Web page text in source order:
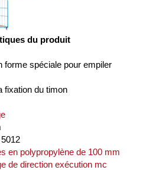
du produit
forme spéciale pour empiler
fixation du timon
en polypropylène de 100 mm
de direction exécution mc